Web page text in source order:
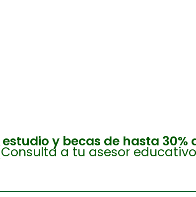
y becas de hasta 30%
a tu asesor